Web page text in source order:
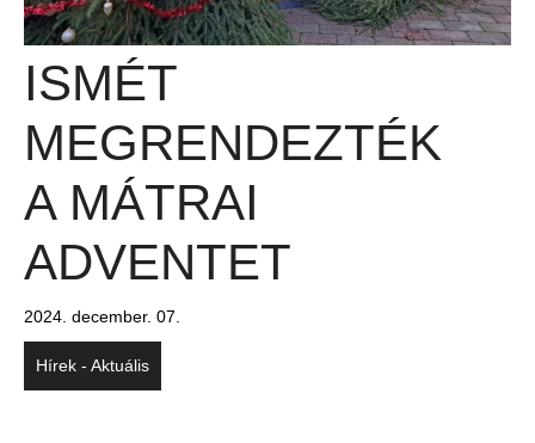
ISMÉT
MEGRENDEZTÉK
A MÁTRAI
ADVENTET
2024. december. 07.
Hírek - Aktuális